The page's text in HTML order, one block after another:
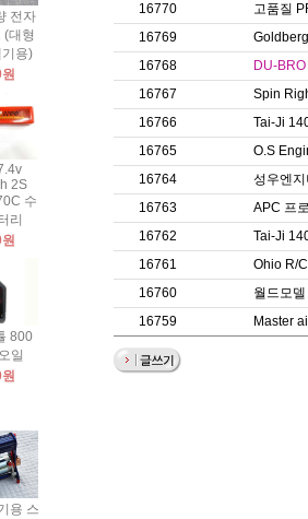
전자
(대형
기용)
2S
수
리
800
일
용 스
16770
고품질
16769
16768
DU-
16767
Spin
16766
Tai-Ji
16765
O.S
16764
성우엔
16763
APC 프
16762
Tai-Ji
16761
Ohio R/
16760
월드모
16759
Master